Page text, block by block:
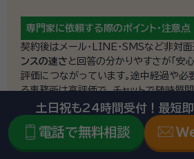
専門家に依頼する際のポイント・注意点
契約後はメール・LINE・SMSなど非対面
ンスの速さ と回答の分かりやすさが「安
評価につながっています。途中経過や必
る事務所は高評価で、チャットで随時質
の負担を軽減しました。一方、連絡が途絶
書類ミスがあるといった不満も散見され、
足度を大きく左右しています。費用や追
明確化し、定期的に状況を共有すること
土日祝も24時間受付！最短
電話で無料相談